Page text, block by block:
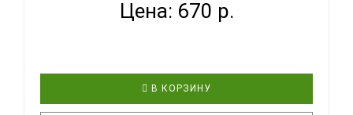
Цена: 670 р.
В КОРЗИНУ